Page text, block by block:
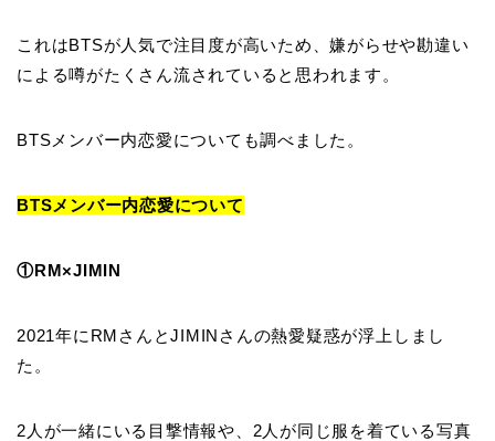
これはBTSが人気で注目度が高いため、嫌がらせや勘違い
による噂がたくさん流されていると思われます。
BTSメンバー内恋愛についても調べました。
BTSメンバー内恋愛について
①RM×JIMIN
2021年にRMさんとJIMINさんの熱愛疑惑が浮上しまし
た。
2人が一緒にいる目撃情報や、2人が同じ服を着ている写真